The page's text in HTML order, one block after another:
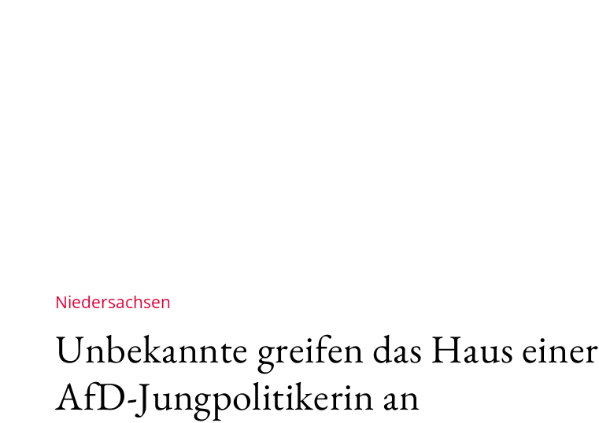
Niedersachsen
Unbekannte greifen das Haus einer
AfD-Jungpolitikerin an